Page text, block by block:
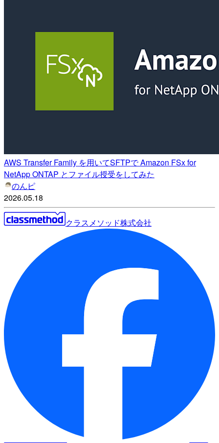
AWS Transfer Family を用いてSFTPで Amazon FSx for
NetApp ONTAP とファイル授受をしてみた
のんピ
2026.05.18
クラスメソッド株式会社